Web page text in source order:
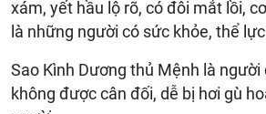
xám, yết hầu lộ rõ, có đôi mắt lồi,
là những người có sức khỏe, thể
Sao Kình Dương thủ Mệnh là
không được cân đối, dễ bị hơi gù